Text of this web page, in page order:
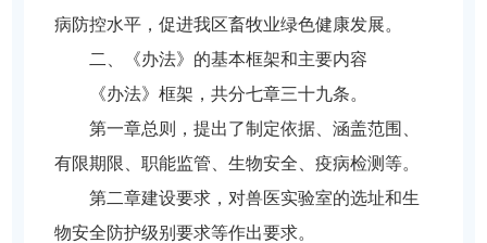
病防控水平，促进我区畜牧业绿色健康发展。
二、《办法》的基本框架和主要内容
《办法》框架，共分七章三十九条。
第一章总则，提出了制定依据、涵盖范围、
有限期限、职能监管、生物安全、疫病检测等。
第二章建设要求，对兽医实验室的选址和生
物安全防护级别要求等作出要求。